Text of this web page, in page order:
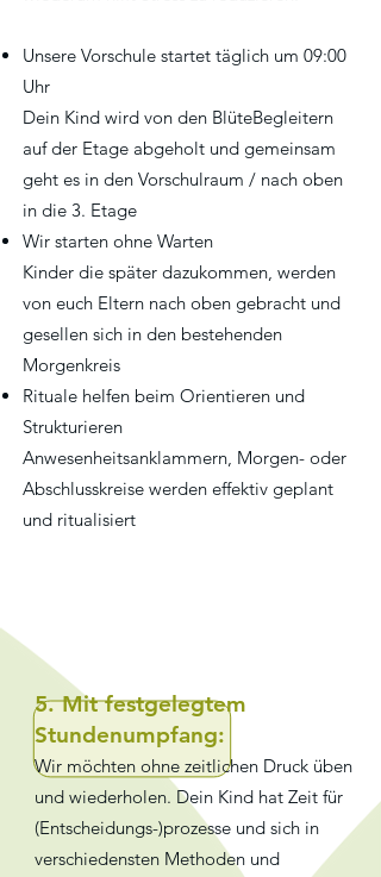
Unsere Vorschule startet täglich um 09:00
Uhr
Dein Kind wird von den BlüteBegleitern
auf der Etage abgeholt und gemeinsam
geht es in den Vorschulraum / nach oben
in die 3. Etage
Wir starten ohne Warten
Kinder die später dazukommen, werden
von euch Eltern nach oben gebracht und
gesellen sich in den bestehenden
Morgenkreis
Rituale helfen beim Orientieren und
Strukturieren
Anwesenheitsanklammern, Morgen- oder
Abschlusskreise werden effektiv geplant
und ritualisiert
5. Mit festgelegtem
Stundenumpfang:
Wir möchten ohne zeitlichen Druck üben
und wiederholen. Dein Kind hat Zeit für
(Entscheidungs-)prozesse und sich in
verschiedensten Methoden und